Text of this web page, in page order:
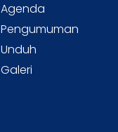
Agenda
Pengumuman
Unduh
Galeri